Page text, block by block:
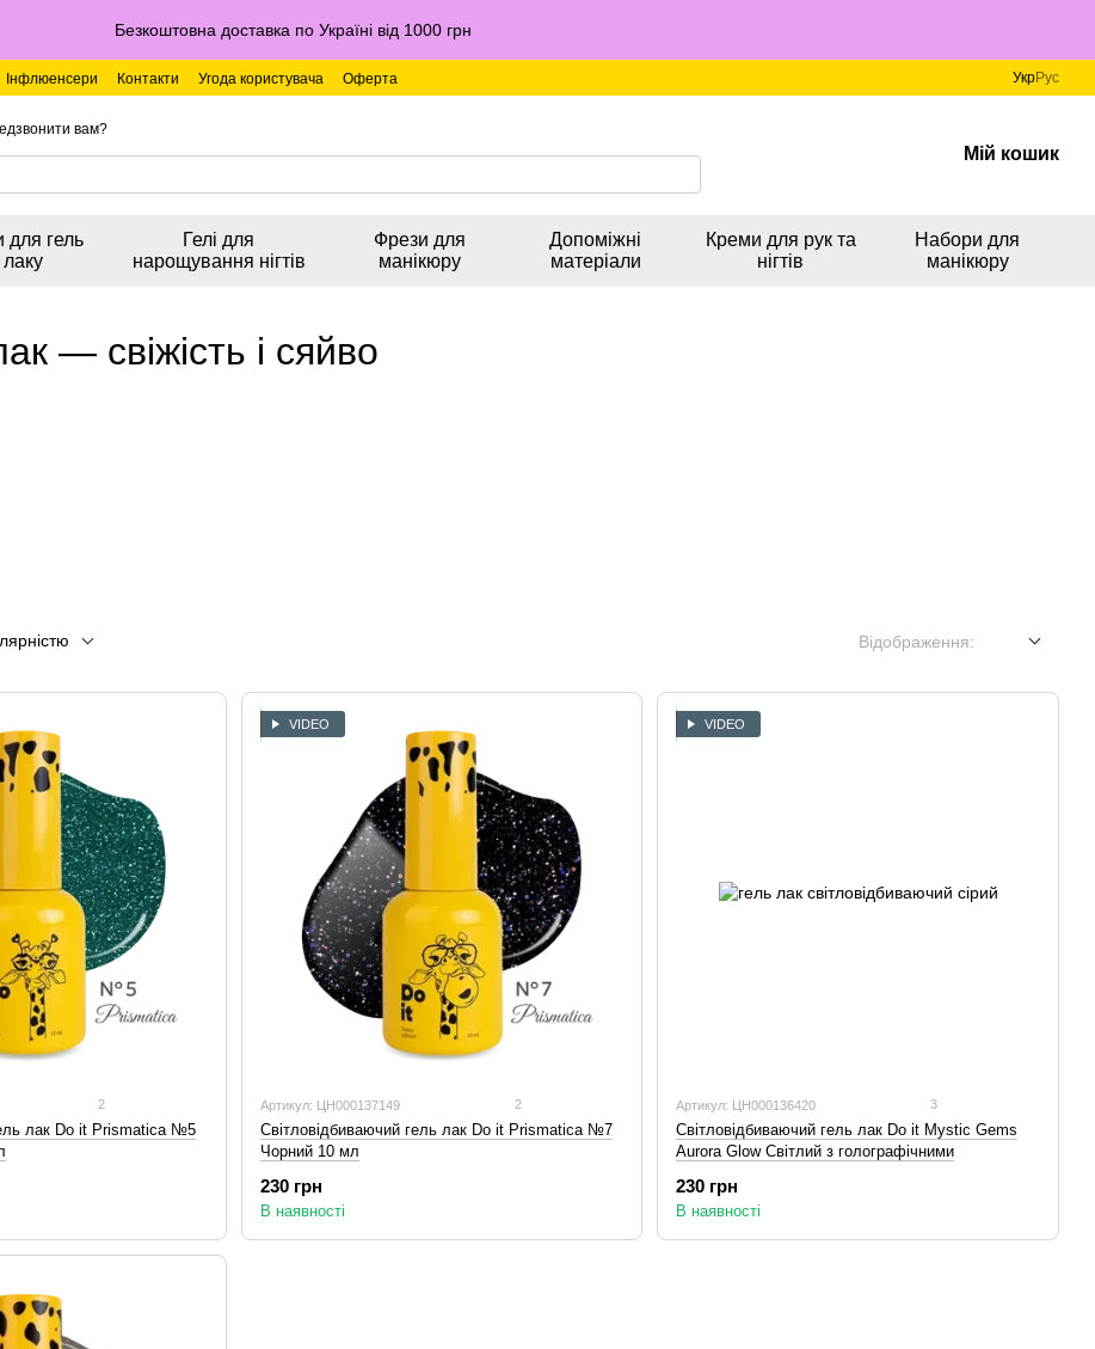
Безкоштовна доставка по Україні від 1000 грн
Інфлюенсери Контакти Угода користувача Оферта УкрРус
вам?
Мій кошик
для гель
лаку
Гелі для
нарощування нігтів
Фрези для
манікюру
Допоміжні
матеріали
Креми для рук та
нігтів
Набори для
манікюру
— свіжість і сяйво
Відображення:
2
лак Do it Prismatica №5
VIDEO
Артикул: ЦН000137149 2
Світловідбиваючий гель лак Do it Prismatica №7
Чорний 10 мл
230 грн
В наявності
VIDEO
Артикул: ЦН000136420 3
Світловідбиваючий гель лак Do it Mystic Gems
Aurora Glow Світлий з голографічними
230 грн
В наявності